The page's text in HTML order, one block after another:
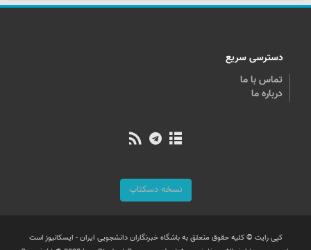
دسترسی سریع
تماس با ما
درباره ما
نسخه دسکتاپ
کپی رایت © کلیه حقوق متعلق به باشگاه خبرنگاران دانشجویی ایران - ایسکانیوز است